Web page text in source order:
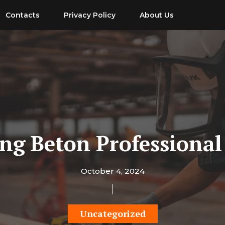
Contacts Privacy Policy About Us
Beton
October 4, 2024
Uncategorized